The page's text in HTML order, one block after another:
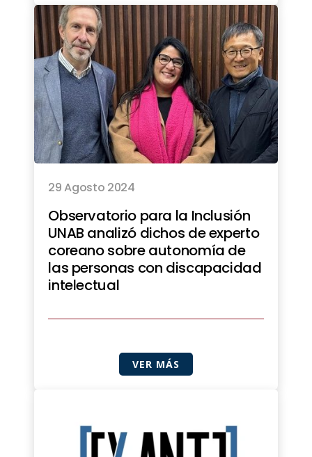
29 Agosto 2024
Observatorio para la Inclusión
UNAB analizó dichos de experto
coreano sobre autonomía de
las personas con discapacidad
intelectual
VER MÁS